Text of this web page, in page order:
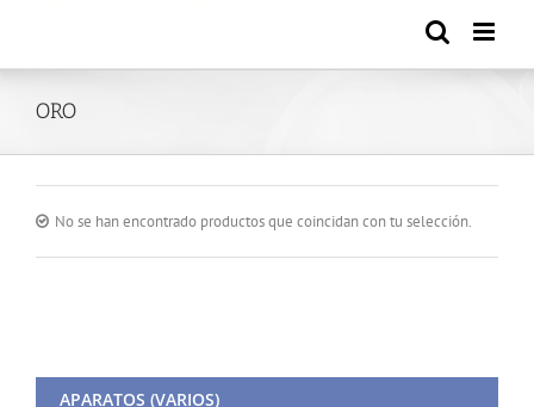
ORO
No se han encontrado productos que coincidan con tu selección.
APARATOS (VARIOS)